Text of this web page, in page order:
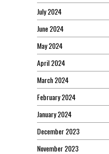
July 2024
June 2024
May 2024
April 2024
March 2024
February 2024
January 2024
December 2023
November 2023